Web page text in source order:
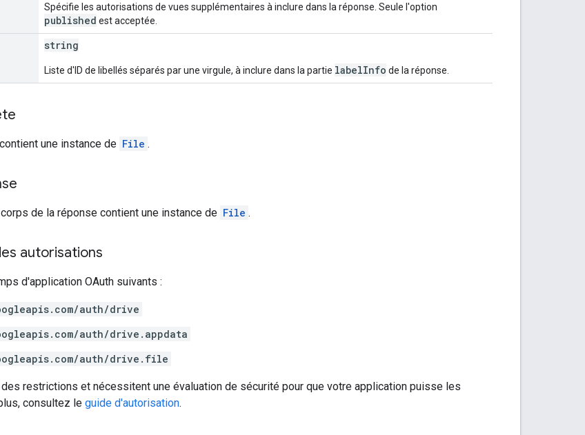
Spécifie les autorisations de vues supplémentaires à inclure dans la réponse. Seule l'option
published est acceptée.
string
Liste d'ID de libellés séparés par une virgule, à inclure dans la partie labelInfo de la réponse.
une instance de File .
corps de la réponse contient une instance de File .
autorisations
d'application OAuth suivants :
auth/drive
auth/drive.appdata
auth/drive.file
des restrictions et nécessitent une évaluation de sécurité pour que votre application puisse les
consultez le guide d'autorisation.